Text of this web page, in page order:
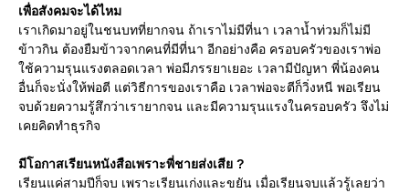
เพื่อสังคมจะได้ไหม
เราเกิดมาอยู่ในชนบทที่ยากจน ถ้าเราไม่มีที่นา เวลาน้ำท่วมก็ไม่มี
ข้าวกิน ต้องยืมข้าวจากคนที่มีที่นา อีกอย่างคือ ครอบครัวของเราพ่อ
ใช้ความรุนแรงตลอดเวลา พ่อมีภรรยาเยอะ เวลามีปัญหา พี่น้องคน
อื่นก็จะนั่งให้พ่อตี แต่วิธีการของเราคือ เวลาพ่อจะตีก็วิ่งหนี พอเรียน
จบด้วยความรู้สึกว่าเรายากจน และมีความรุนแรงในครอบครัว จึงไม่
เคยคิดทำธุรกิจ
มีโอกาสเรียนหนังสือเพราะพี่ชายส่งเสีย ?
เรียนแค่สามปีก็จบ เพราะเรียนเก่งและขยัน เมื่อเรียนจบแล้วรู้เลยว่า